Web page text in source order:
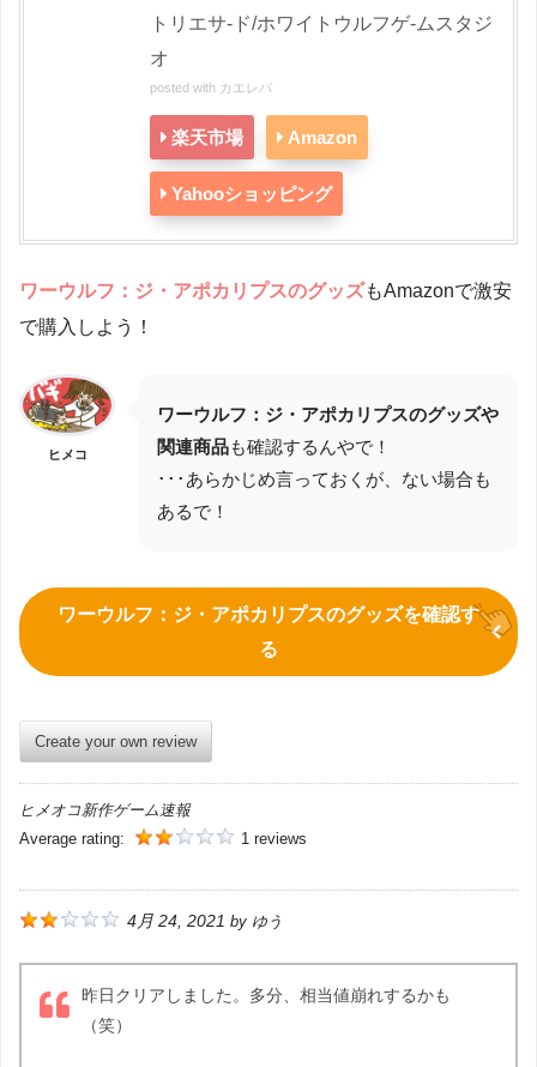
トリエサ-ド/ホワイトウルフゲ-ムスタジ
オ
posted with カエレバ
楽天市場 Amazon
Yahooショッピング
ワーウルフ：ジ・アポカリプスのグッズもAmazonで激安
で購入しよう！
ヒメコ
ワーウルフ：ジ・アポカリプスのグッズや
関連商品も確認するんやで！
･･･あらかじめ言っておくが、ない場合も
あるで！
ワーウルフ：ジ・アポカリプスのグッズを確認す
る
Create your own review
ヒメオコ新作ゲーム速報
Average rating:
1 reviews
4月 24, 2021 by ゆう
昨日クリアしました。多分、相当値崩れするかも
（笑）